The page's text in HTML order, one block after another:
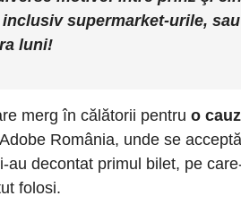
supermarket-urile,
luni!
merg în călătorii pentru o
România, unde se
au decontat primul bilet, pe
folosi.